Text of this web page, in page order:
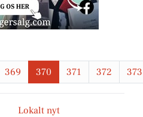
369 370 371 372 373
Lokalt nyt